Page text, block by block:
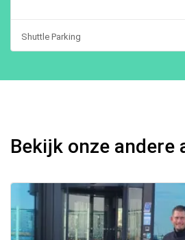
Shuttle Parking
Bekijk onze andere